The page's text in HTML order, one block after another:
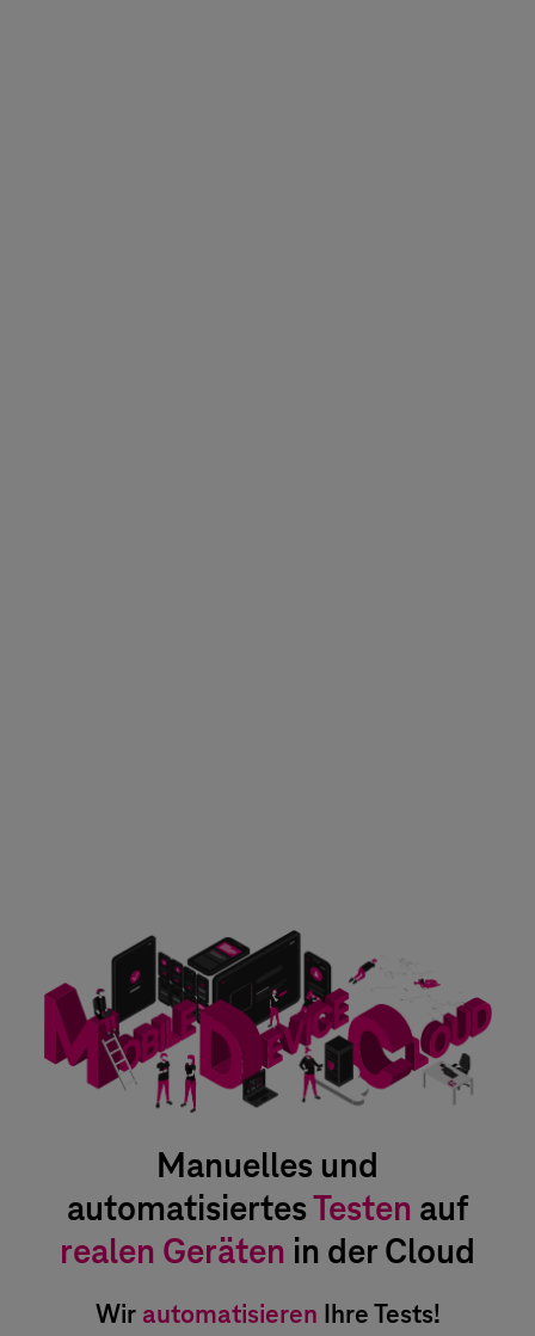
Manuelles und
automatisiertesTesten auf
realen Geräten in der Cloud
Wir automatisieren Ihre Tests!